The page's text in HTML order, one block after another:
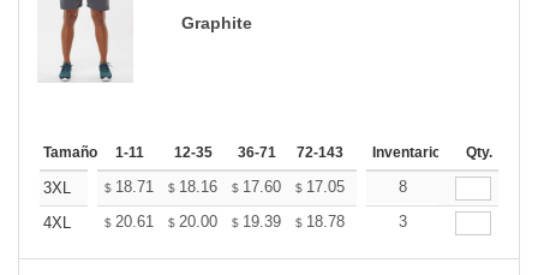
Graphite
Tamaño 1-11 12-35 36-71 72-143 144-287 288 +
Inventario Qty.
3XL $ 18.71 $ 18.16 $ 17.60 $ 17.05 16.49
8
4XL
$ 20.61 $ 20.00 $ 19.39 $ 18.78 18.17
3